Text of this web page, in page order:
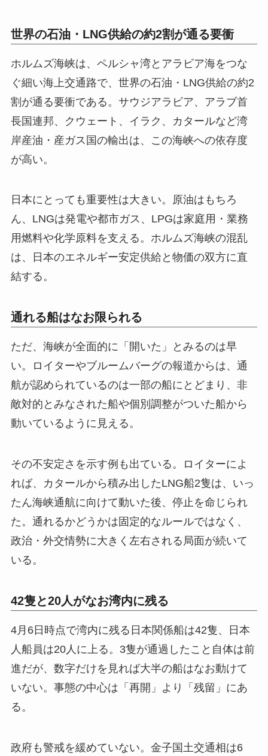
世界の石油・LNG供給の約2割が通る要衝
ホルムズ海峡は、ペルシャ湾とアラビア海をつな
ぐ細い海上交通路で、世界の石油・LNG供給の約2
割が通る要衝である。サウジアラビア、アラブ首
長国連邦、クウェート、イラク、カタールなど湾
岸産油・産ガス国の輸出は、この海峡への依存度
が高い。
日本にとっても重要性は大きい。原油はもちろ
ん、LNGは発電や都市ガス、LPGは家庭用・業務
用燃料や化学原料を支える。ホルムズ海峡の混乱
は、日本のエネルギー安定供給と物価の双方に直
結する。
通れる船はなお限られる
ただ、海峡が全面的に「開いた」とみるのは早
い。ロイターやブルームバーグの報道からは、通
航が認められているのは一部の船にとどまり、非
敵対的とみなされた船や個別調整がついた船から
動いているように見える。
その不安定さを示す例も出ている。ロイターによ
れば、カタールから積み出したLNG船2隻は、いっ
たん海峡通航に向けて動いた後、停止を命じられ
た。通れるかどうかは固定的なルールではなく、
政治・外交情勢に大きく左右される局面が続いて
いる。
42隻と20人がなお湾内に残る
4月6日時点で湾内に残る日本関係船は42隻、日本
人船員は20人に上る。3隻が通過したこと自体は前
進だが、数字だけを見れば大半の船はなお動けて
いない。事態の中心は「再開」より「残留」にあ
る。
政府も警戒を緩めていない。金子国土交通相は6